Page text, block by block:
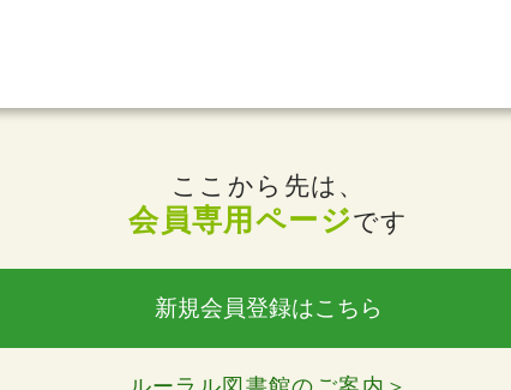
ここから先は、
会員専用ページです
新規会員登録はこちら